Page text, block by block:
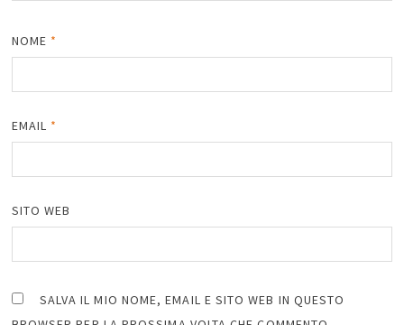
NOME *
EMAIL *
SITO WEB
SALVA IL MIO NOME, EMAIL E SITO WEB IN QUESTO